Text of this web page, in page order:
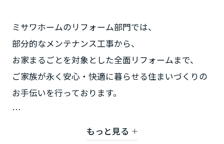
ミサワアイデンティティ
ミサワホームのリフォーム部門では、
部分的なメンテナンス工事から、
お家まるごとを対象とした全面リフォームまで、
ご家族が永く安心・快適に暮らせる住まいづくりの
お手伝いを行っております。
先ずは、どんな事でもご相談ください。
もっと見る
東京都
神奈川県